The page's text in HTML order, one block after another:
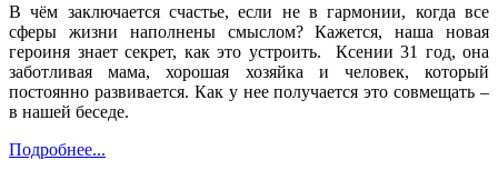
В чём заключается счастье, если не в гармонии, когда все
сферы жизни наполнены смыслом? Кажется, наша новая
героиня знает секрет, как это устроить. Ксении 31 год, она
заботливая мама, хорошая хозяйка и человек, который
постоянно развивается. Как у нее получается это совмещать –
в нашей беседе.
Подробнее...